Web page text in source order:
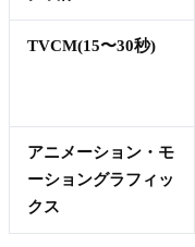
TVCM(15〜30秒)
アニメーション・モ
ーショングラフィッ
クス